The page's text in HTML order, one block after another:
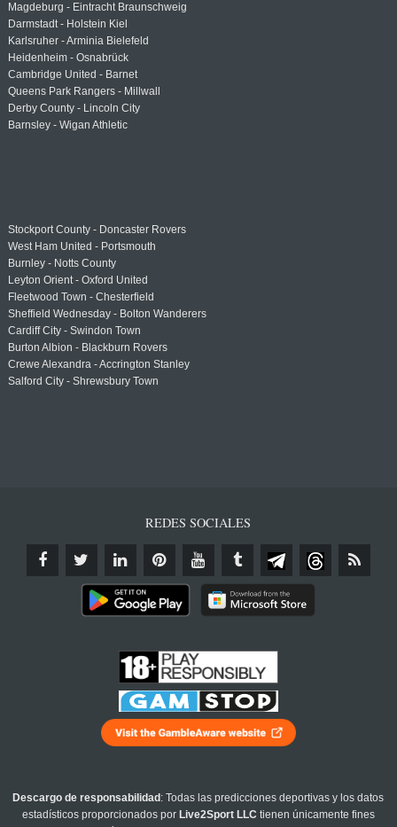
Magdeburg - Eintracht Braunschweig
Darmstadt - Holstein Kiel
Karlsruher - Arminia Bielefeld
Heidenheim - Osnabrück
Cambridge United - Barnet
Queens Park Rangers - Millwall
Derby County - Lincoln City
Barnsley - Wigan Athletic
Stockport County - Doncaster Rovers
West Ham United - Portsmouth
Burnley - Notts County
Leyton Orient - Oxford United
Fleetwood Town - Chesterfield
Sheffield Wednesday - Bolton Wanderers
Cardiff City - Swindon Town
Burton Albion - Blackburn Rovers
Crewe Alexandra - Accrington Stanley
Salford City - Shrewsbury Town
REDES SOCIALES
Descargo de responsabilidad : Todas las predicciones deportivas y los datos
estadísticos proporcionados por Live2Sport LLC tienen únicamente fines